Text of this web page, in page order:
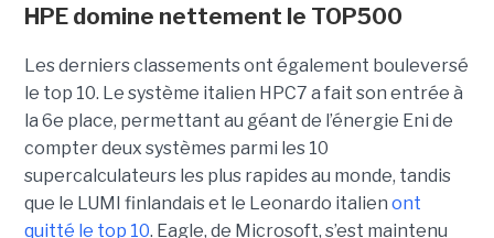
HPE domine nettement le TOP500
Les derniers classements ont également bouleversé
le top 10. Le système italien HPC7 a fait son entrée à
la 6e place, permettant au géant de l’énergie Eni de
compter deux systèmes parmi les 10
supercalculateurs les plus rapides au monde, tandis
que le LUMI finlandais et le Leonardo italien ont
quitté le top 10. Eagle, de Microsoft, s’est maintenu